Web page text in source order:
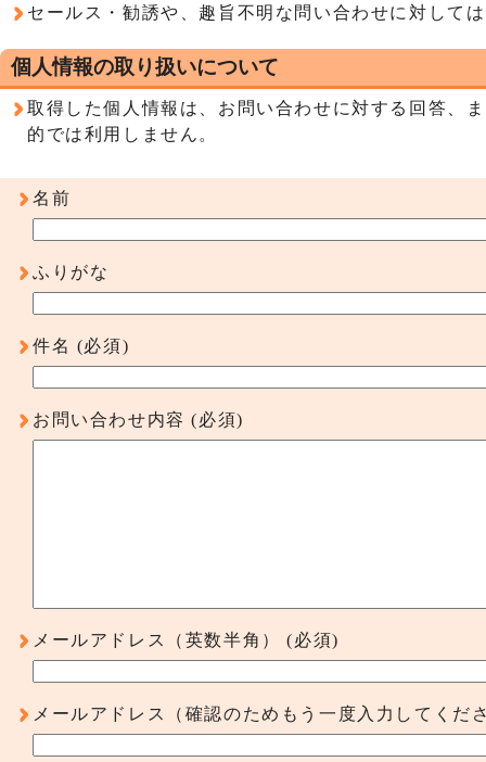
セールス・勧誘や、趣旨不明な問い合わせに対して
個人情報の取り扱いについて
取得した個人情報は、お問い合わせに対する回答、
的では利用しません。
名前
ふりがな
件名 (必須)
お問い合わせ内容 (必須)
メールアドレス（英数半角） (必須)
メールアドレス（確認のためもう一度入力してくだ